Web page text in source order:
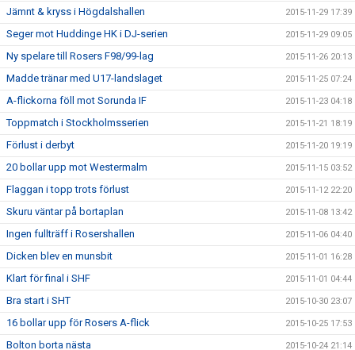
Jämnt & kryss i Högdalshallen 2015-11-29 17:39
Seger mot Huddinge HK i DJ-serien 2015-11-29 09:05
Ny spelare till Rosers F98/99-lag 2015-11-26 20:13
Madde tränar med U17-landslaget 2015-11-25 07:24
A-flickorna föll mot Sorunda IF 2015-11-23 04:18
Toppmatch i Stockholmsserien 2015-11-21 18:19
Förlust i derbyt 2015-11-20 19:19
20 bollar upp mot Westermalm 2015-11-15 03:52
Flaggan i topp trots förlust 2015-11-12 22:20
Skuru väntar på bortaplan 2015-11-08 13:42
Ingen fullträff i Rosershallen 2015-11-06 04:40
Dicken blev en munsbit 2015-11-01 16:28
Klart för final i SHF 2015-11-01 04:44
Bra start i SHT 2015-10-30 23:07
16 bollar upp för Rosers A-flick 2015-10-25 17:53
Bolton borta nästa 2015-10-24 21:14